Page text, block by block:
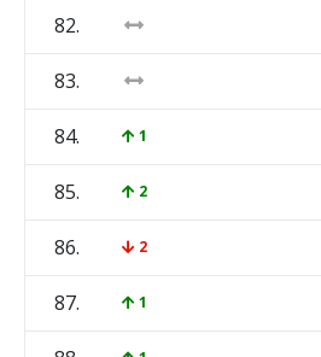
82.
83.
84. 1
85. 2
86. 2
87. 1